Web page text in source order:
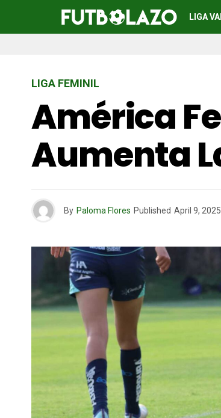
LIGA
LIGA FEMINIL
América
Aumenta
By Paloma Flores Published April 9, 2025